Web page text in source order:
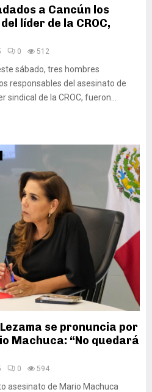
a Cancún los
líder de la CROC,
0 512
sábado, tres hombres
responsables del asesinato de
de la CROC, fueron...
se pronuncia por
Machuca: “No quedará
0 594
asesinato de Mario Machuca